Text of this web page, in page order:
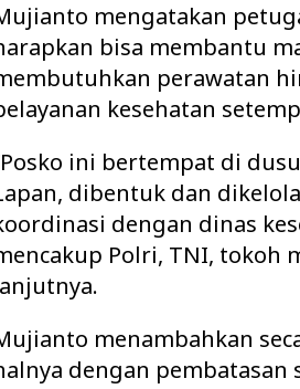
mengatakan
bisa membantu
perawatan
kesehatan
ini bertempat di
dibentuk dan
dengan dinas
Polri, TNI, tokoh
menambahkan
dengan pembatasan